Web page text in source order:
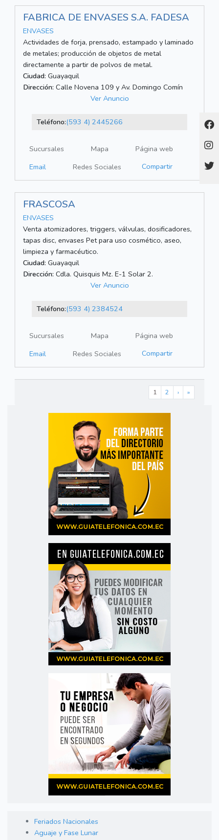
FABRICA DE ENVASES S.A. FADESA
ENVASES
Actividades de forja, prensado, estampado y laminado
de metales; producción de objetos de metal
directamente a partir de polvos de metal.
Ciudad: Guayaquil
Dirección: Calle Novena 109 y Av. Domingo Comín
Ver Anuncio
Teléfono:(593 4) 2445266
Sucursales Mapa
Página web
Email
Redes Sociales Compartir
FRASCOSA
ENVASES
Venta atomizadores, triggers, válvulas, dosificadores,
tapas disc, envases Pet para uso cosmético, aseo,
limpieza y farmacéutico.
Ciudad: Guayaquil
Dirección: Cdla. Quisquis Mz. E-1 Solar 2.
Ver Anuncio
Teléfono:(593 4) 2384524
Sucursales Mapa
Página web
Email
Redes Sociales Compartir
1 2 › »
Feriados Nacionales
Aguaje y Fase Lunar